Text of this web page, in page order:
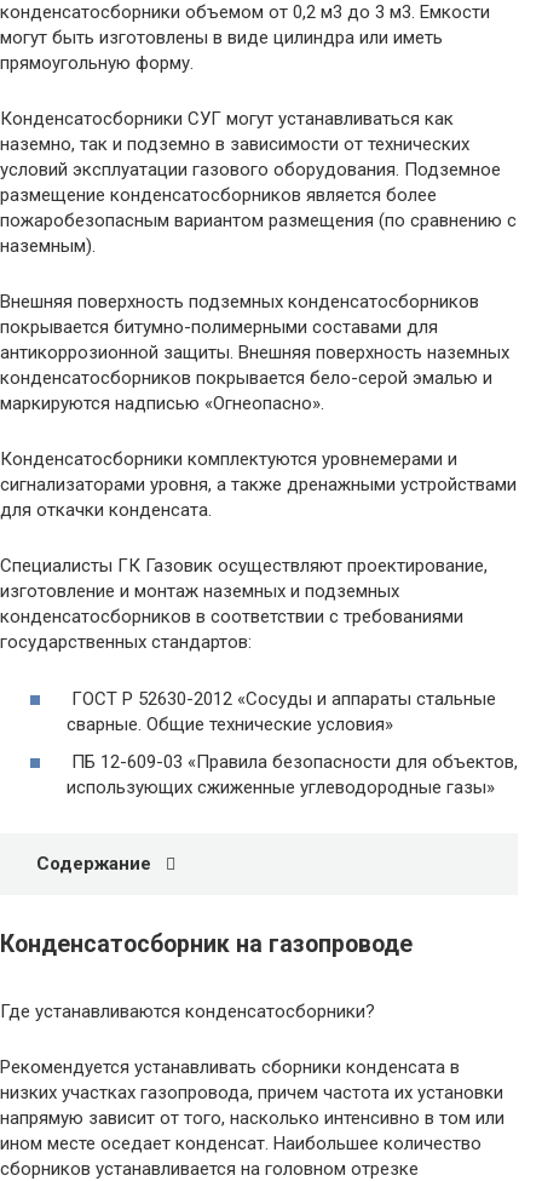
конденсатосборники объемом от 0,2 м3 до 3 м3. Емкости
могут быть изготовлены в виде цилиндра или иметь
прямоугольную форму.
Конденсатосборники СУГ могут устанавливаться как
наземно, так и подземно в зависимости от технических
условий эксплуатации газового оборудования. Подземное
размещение конденсатосборников является более
пожаробезопасным вариантом размещения (по сравнению с
наземным).
Внешняя поверхность подземных конденсатосборников
покрывается битумно-полимерными составами для
антикоррозионной защиты. Внешняя поверхность наземных
конденсатосборников покрывается бело-серой эмалью и
маркируются надписью «Огнеопасно».
Конденсатосборники комплектуются уровнемерами и
сигнализаторами уровня, а также дренажными устройствами
для откачки конденсата.
Специалисты ГК Газовик осуществляют проектирование,
изготовление и монтаж наземных и подземных
конденсатосборников в соответствии с требованиями
государственных стандартов:
ГОСТ Р 52630-2012 «Сосуды и аппараты стальные
сварные. Общие технические условия»
ПБ 12-609-03 «Правила безопасности для объектов,
использующих сжиженные углеводородные газы»
Содержание
Конденсатосборник на газопроводе
Где устанавливаются конденсатосборники?
Рекомендуется устанавливать сборники конденсата в
низких участках газопровода, причем частота их установки
напрямую зависит от того, насколько интенсивно в том или
ином месте оседает конденсат. Наибольшее количество
сборников устанавливается на головном отрезке